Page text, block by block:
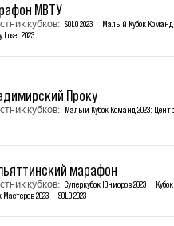
МВТУ
кубков: SOLO 2023 Малый Кубок Команд
Loser 2023
Проку
кубков: Малый Кубок Команд 2023: Центр
марафон
кубков: Суперкубок Юниоров 2023
Мастеров 2023
SOLO 2023